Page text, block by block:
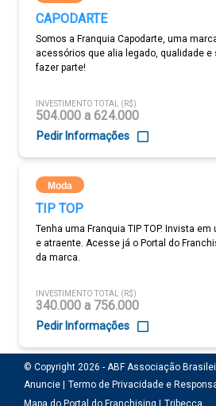
CAPODARTE
Somos a Franquia Capodarte, uma
acessórios que alia legado, qualidade e
fazer parte!
INVESTIMENTO TOTAL (R$)
504.000 a 624.000
Pedir Informações
Moda
TIP TOP
Tenha uma Franquia TIP TOP. Invista
e atraente. Acesse já o Portal do
da marca.
INVESTIMENTO TOTAL (R$)
340.000 a 756.000
Pedir Informações
© Copyright 2026 - ABF Associação
Anuncie |
Termo de Privacidade e
Mapa do Portal do Franchising |
Tribecca